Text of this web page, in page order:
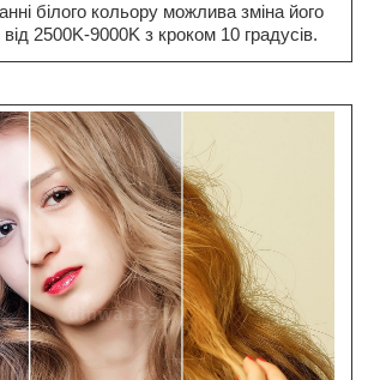
білого кольору можлива зміна його
2500K-9000K з кроком 10 градусів.